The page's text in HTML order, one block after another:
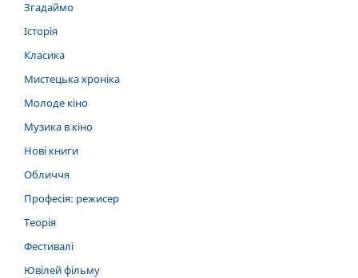
Згадаймо
Історія
Класика
Мистецька хроніка
Молоде кіно
Музика в кіно
Нові книги
Обличчя
Професія: режисер
Теорія
Фестивалі
Ювілей фільму